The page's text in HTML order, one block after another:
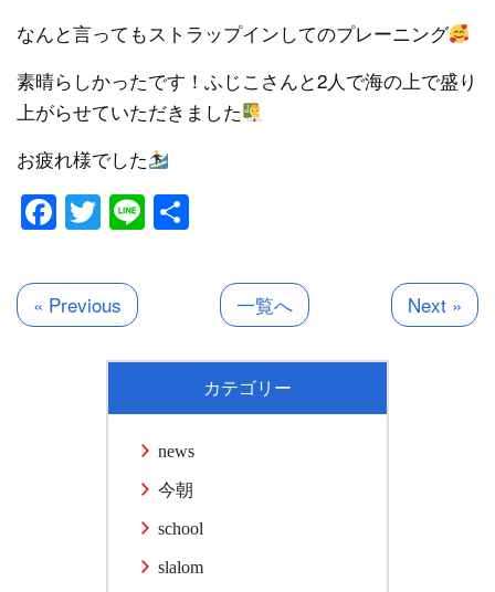
なんと言ってもストラップインしてのプレーニング
素晴らしかったです！ふじこさんと2人で海の上で盛り
上がらせていただきました
お疲れ様でした
Facebook
Twitter
Line
« Previous 一覧へ Next »
カテゴリー
news
今朝
school
slalom